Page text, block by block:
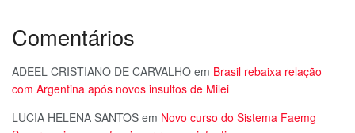
Comentários
ADEEL CRISTIANO DE CARVALHO em Brasil rebaixa relação
com Argentina após novos insultos de Milei
LUCIA HELENA SANTOS em Novo curso do Sistema Faemg